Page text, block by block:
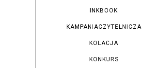
INKBOOK
KAMPANIACZYTELNICZA
KOLACJA
KONKURS